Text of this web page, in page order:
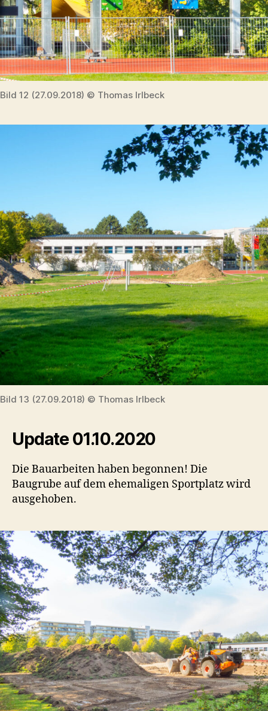
Bild 12 (27.09.2018) © Thomas Irlbeck
Bild 13 (27.09.2018) © Thomas Irlbeck
Update 01.10.2020
Die Bauarbeiten haben begonnen! Die
Baugrube auf dem ehemaligen Sportplatz wird
ausgehoben.